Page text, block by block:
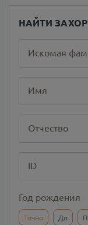
НАЙТИ
Искомая
Имя
Отчество
ID
Год рождения
Точно До